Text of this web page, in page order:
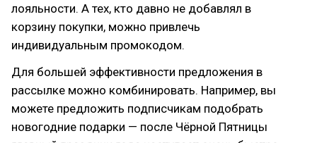
лояльности. А тех, кто давно не добавлял в
корзину покупки, можно привлечь
индивидуальным промокодом.
Для большей эффективности предложения в
рассылке можно комбинировать. Например, вы
можете предложить подписчикам подобрать
новогодние подарки — после Чёрной Пятницы